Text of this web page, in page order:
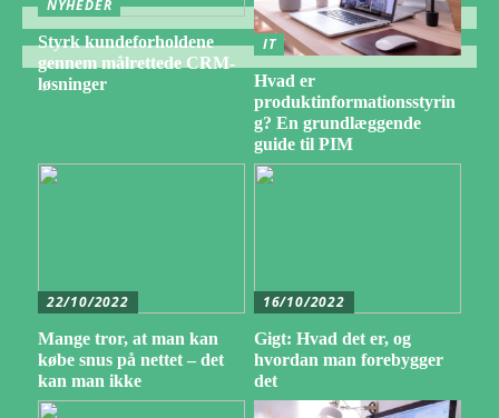
NYHEDER
Styrk kundeforholdene
gennem målrettede CRM-
løsninger
IT
Hvad er
produktinformationsstyrin
g? En grundlæggende
guide til PIM
22/10/2022
Mange tror, at man kan
købe snus på nettet – det
kan man ikke
16/10/2022
Gigt: Hvad det er, og
hvordan man forebygger
det